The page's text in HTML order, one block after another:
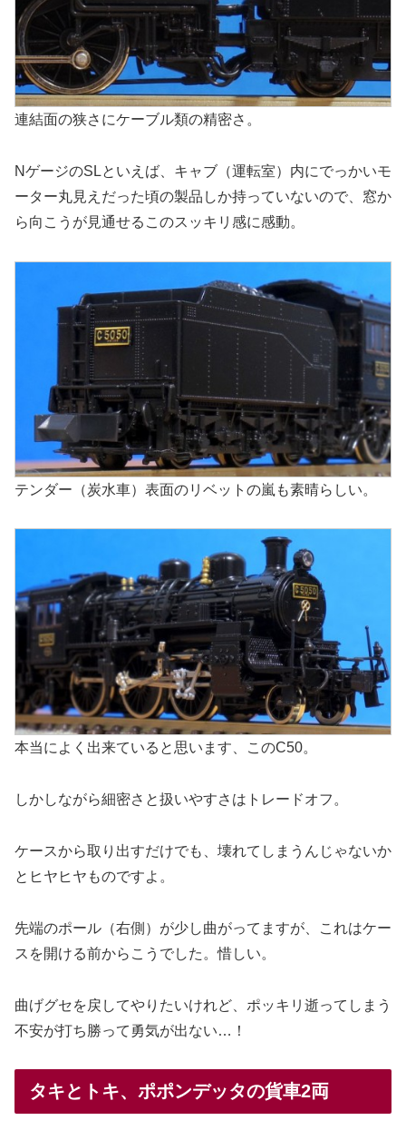
連結面の狭さにケーブル類の精密さ。
NゲージのSLといえば、キャブ（運転室）内にでっかいモ
ーター丸見えだった頃の製品しか持っていないので、窓か
ら向こうが見通せるこのスッキリ感に感動。
テンダー（炭水車）表面のリベットの嵐も素晴らしい。
本当によく出来ていると思います、このC50。
しかしながら細密さと扱いやすさはトレードオフ。
ケースから取り出すだけでも、壊れてしまうんじゃないか
とヒヤヒヤものですよ。
先端のポール（右側）が少し曲がってますが、これはケー
スを開ける前からこうでした。惜しい。
曲げグセを戻してやりたいけれど、ポッキリ逝ってしまう
不安が打ち勝って勇気が出ない…！
タキとトキ、ポポンデッタの貨車2両